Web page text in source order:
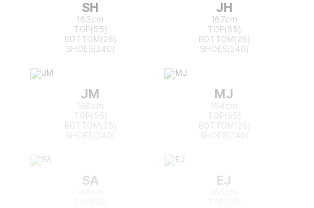
SH
163cm
TOP(55)
BOTTOM(26)
SHOES(240)
JH
167cm
TOP(55)
BOTTOM(26)
SHOES(240)
JM
166cm
TOP(55)
BOTTOM(25)
MJ
164cm
TOP(55)
BOTTOM(26)
SA EJ